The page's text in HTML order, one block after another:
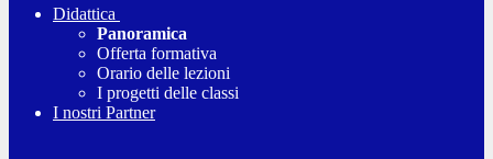
Didattica
Panoramica
Offerta formativa
Orario delle lezioni
I progetti delle classi
I nostri Partner